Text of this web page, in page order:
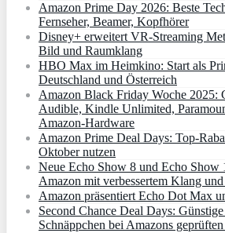
Amazon Prime Day 2026: Beste
Fernseher, Beamer, Kopfhörer
Disney+ erweitert VR‑Streaming
Bild und Raumklang
HBO Max im Heimkino: Start als
Deutschland und Österreich
Amazon Black Friday Woche 2025:
Audible, Kindle Unlimited,
Amazon‑Hardware
Amazon Prime Deal Days: Top-
Oktober nutzen
Neue Echo Show 8 und Echo Show
Amazon mit verbessertem Klang
Amazon präsentiert Echo Dot Max
Second Chance Deal Days:
Schnäppchen bei Amazons